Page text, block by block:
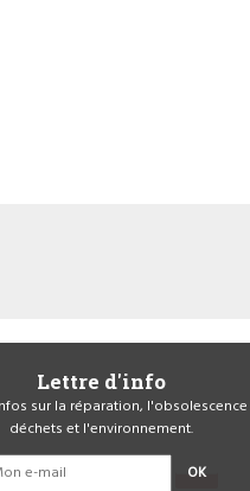
Lettre d'info
sur la réparation,
déchets et l'environnement.
OK